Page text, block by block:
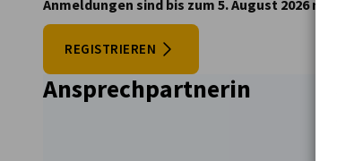
Anmeldungen sind bis zum 5. August 2026
REGISTRIEREN
Ansprechpartnerin